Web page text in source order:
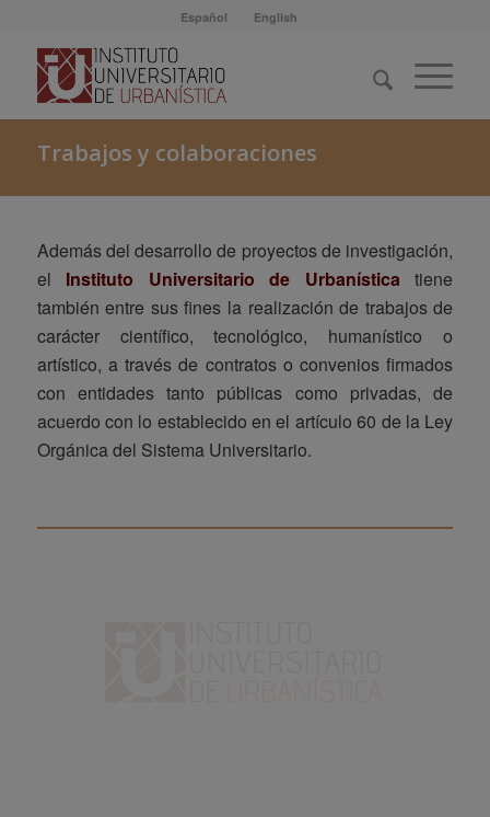
Español English
Trabajos y colaboraciones
Además del desarrollo de proyectos de investigación,
el Instituto Universitario de Urbanística tiene
también entre sus fines la realización de trabajos de
carácter científico, tecnológico, humanístico o
artístico, a través de contratos o convenios firmados
con entidades tanto públicas como privadas, de
acuerdo con lo establecido en el artículo 60 de la Ley
Orgánica del Sistema Universitario.